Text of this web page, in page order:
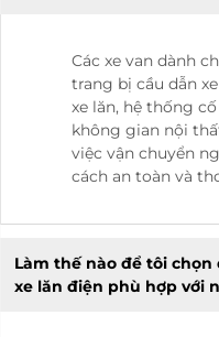
Các xe van dành
trang bị cầu dẫn
xe lăn, hệ thống
không gian nội
việc vận chuyển
cách an toàn và
Làm thế nào để tôi
xe lăn điện phù hợp với